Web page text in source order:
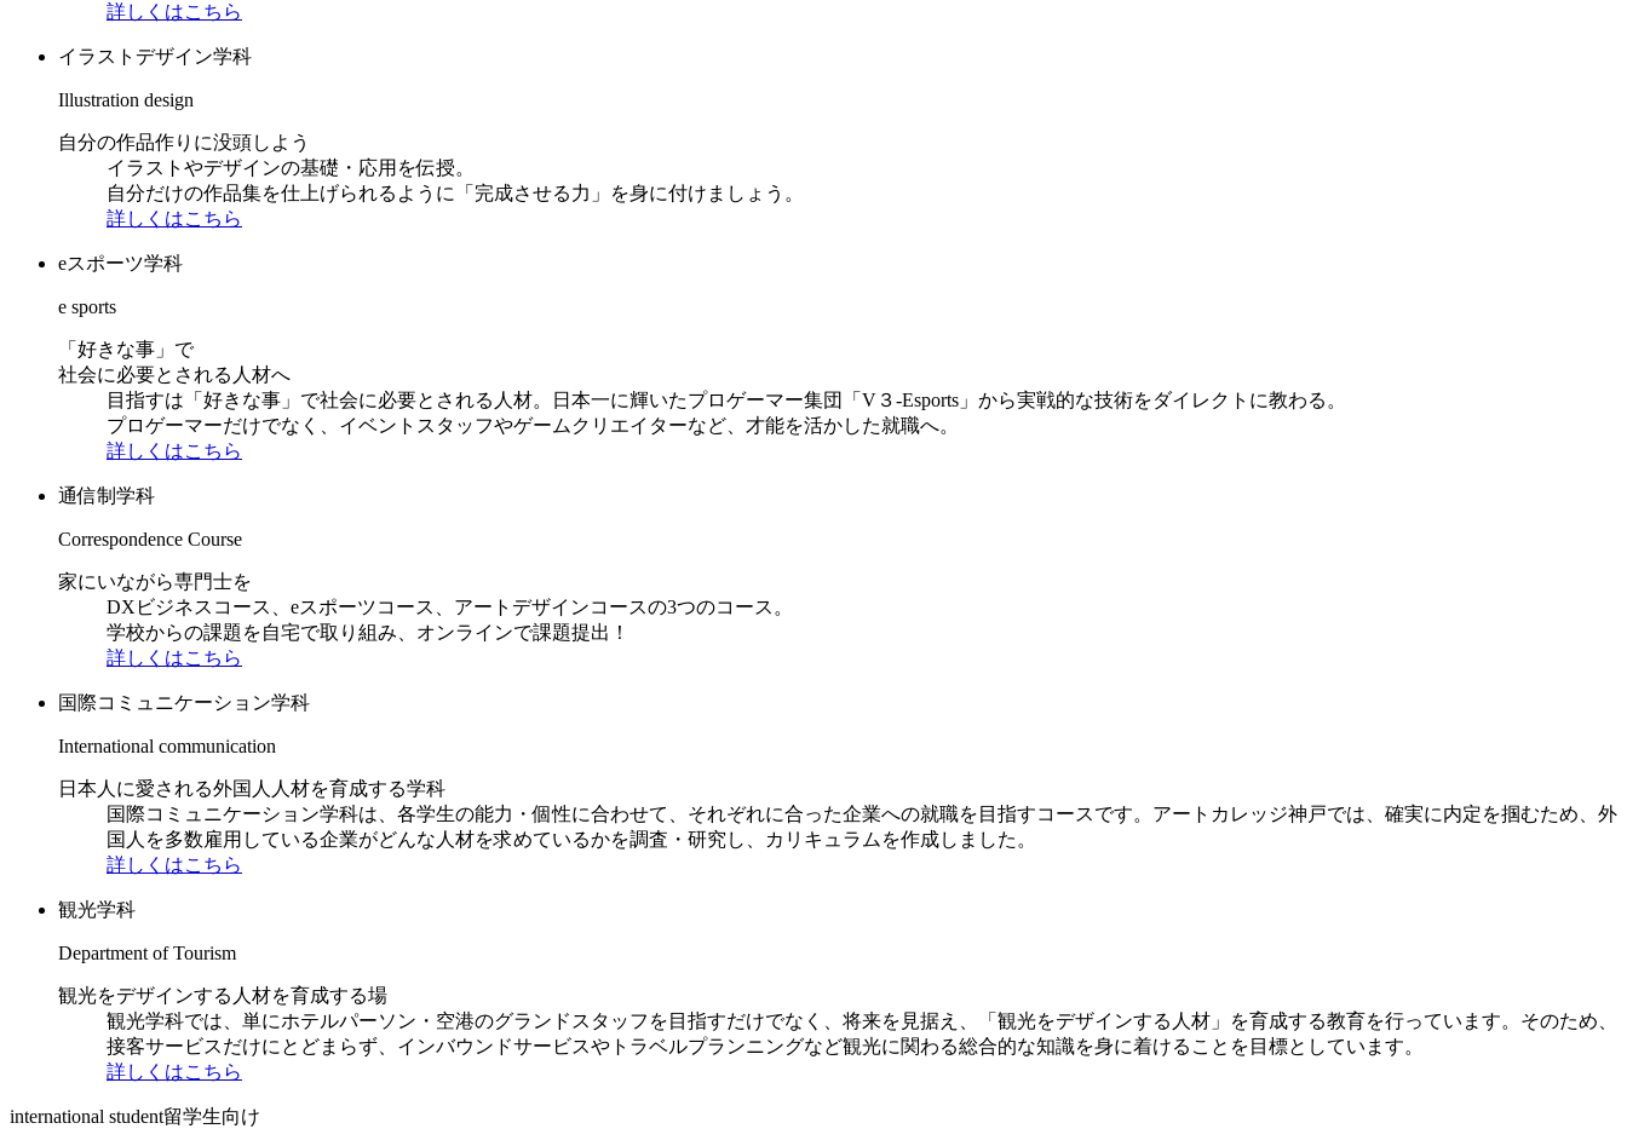
詳しくはこちら
イラストデザイン学科
Illustration design
自分の作品作りに没頭しよう
イラストやデザインの基礎・応用を伝授。
自分だけの作品集を仕上げられるように「完成させる力」を身に付けましょう。
詳しくはこちら
eスポーツ学科
e sports
「好きな事」で
社会に必要とされる人材へ
目指すは「好きな事」で社会に必要とされる人材。日本一に輝いたプロゲーマー集団「V３-Esports」から実戦的な技術をダイレクトに教わる。
プロゲーマーだけでなく、イベントスタッフやゲームクリエイターなど、才能を活かした就職へ。
詳しくはこちら
通信制学科
Correspondence Course
家にいながら専門士を
DXビジネスコース、eスポーツコース、アートデザインコースの3つのコース。
学校からの課題を自宅で取り組み、オンラインで課題提出！
詳しくはこちら
国際コミュニケーション学科
International communication
日本人に愛される外国人人材を育成する学科
国際コミュニケーション学科は、各学生の能力・個性に合わせて、それぞれに合った企業への就職を目指すコースです。アートカレッジ神戸では、確実に内定を掴むため、外
国人を多数雇用している企業がどんな人材を求めているかを調査・研究し、カリキュラムを作成しました。
詳しくはこちら
観光学科
Department of Tourism
観光をデザインする人材を育成する場
観光学科では、単にホテルパーソン・空港のグランドスタッフを目指すだけでなく、将来を見据え、「観光をデザインする人材」を育成する教育を行っています。そのため、
接客サービスだけにとどまらず、インバウンドサービスやトラベルプランニングなど観光に関わる総合的な知識を身に着けることを目標としています。
詳しくはこちら
international student留学生向け